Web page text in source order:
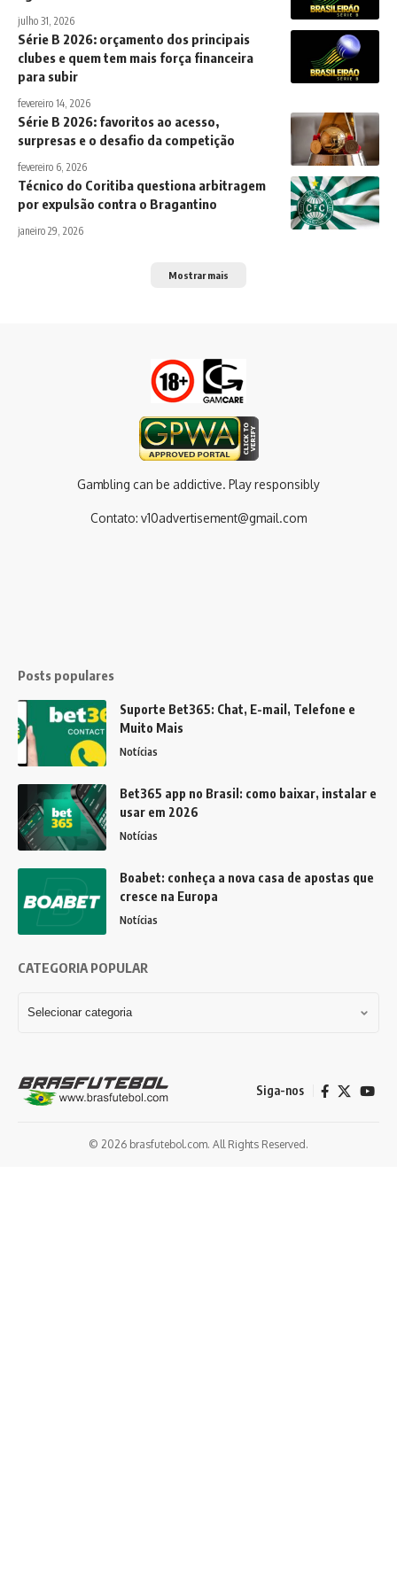
julho 31, 2026
Série B 2026: orçamento dos principais
clubes e quem tem mais força financeira
para subir
fevereiro 14, 2026
Série B 2026: favoritos ao acesso,
surpresas e o desafio da competição
fevereiro 6, 2026
Técnico do Coritiba questiona arbitragem
por expulsão contra o Bragantino
janeiro 29, 2026
Mostrar mais
Gambling can be addictive. Play responsibly
Contato: v10advertisement@gmail.com
Posts populares
Suporte Bet365: Chat, E-mail, Telefone e
Muito Mais
Notícias
Bet365 app no Brasil: como baixar, instalar e
usar em 2026
Notícias
Boabet: conheça a nova casa de apostas que
cresce na Europa
Notícias
CATEGORIA POPULAR
Siga-nos
© 2026 brasfutebol.com. All Rights Reserved.